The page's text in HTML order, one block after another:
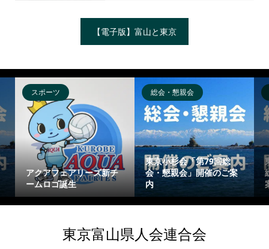
【電子版】富山と東京
スポーツ
アクアフェアリーズ新チ
ームロゴ誕生
総会・懇親会
東京小杉会「第79回総
会・懇親会」開催のご案
内
東京富山県人会連合会